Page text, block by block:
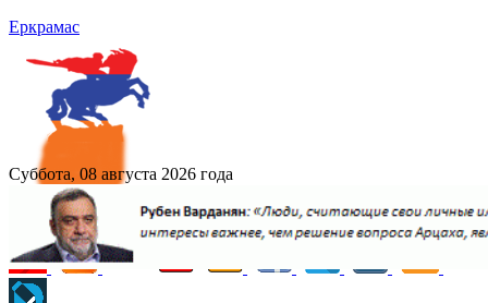
Еркрамас
Суббота, 08 августа 2026 года